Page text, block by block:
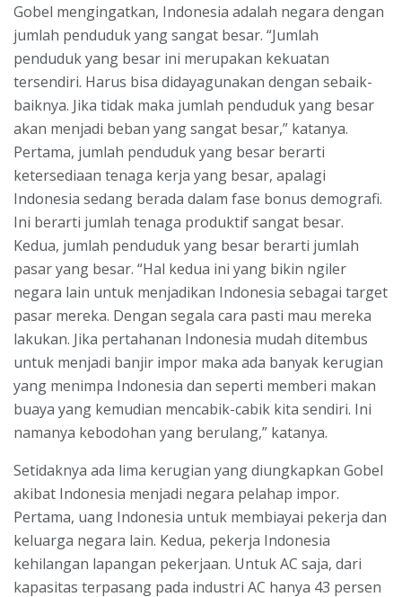
Gobel mengingatkan, Indonesia adalah negara dengan
jumlah penduduk yang sangat besar. “Jumlah
penduduk yang besar ini merupakan kekuatan
tersendiri. Harus bisa didayagunakan dengan sebaik-
baiknya. Jika tidak maka jumlah penduduk yang besar
akan menjadi beban yang sangat besar,” katanya.
Pertama, jumlah penduduk yang besar berarti
ketersediaan tenaga kerja yang besar, apalagi
Indonesia sedang berada dalam fase bonus demografi.
Ini berarti jumlah tenaga produktif sangat besar.
Kedua, jumlah penduduk yang besar berarti jumlah
pasar yang besar. “Hal kedua ini yang bikin ngiler
negara lain untuk menjadikan Indonesia sebagai target
pasar mereka. Dengan segala cara pasti mau mereka
lakukan. Jika pertahanan Indonesia mudah ditembus
untuk menjadi banjir impor maka ada banyak kerugian
yang menimpa Indonesia dan seperti memberi makan
buaya yang kemudian mencabik-cabik kita sendiri. Ini
namanya kebodohan yang berulang,” katanya.
Setidaknya ada lima kerugian yang diungkapkan Gobel
akibat Indonesia menjadi negara pelahap impor.
Pertama, uang Indonesia untuk membiayai pekerja dan
keluarga negara lain. Kedua, pekerja Indonesia
kehilangan lapangan pekerjaan. Untuk AC saja, dari
kapasitas terpasang pada industri AC hanya 43 persen